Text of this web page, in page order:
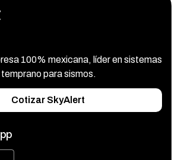
100% mexicana, líder en sistemas
para sismos.
Cotizar SkyAlert